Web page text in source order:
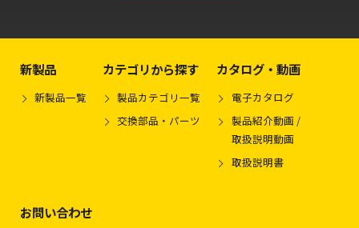
新製品
新製品一覧
カテゴリから探す
製品カテゴリ一覧
交換部品・パーツ
カタログ・動画
電子カタログ
製品紹介動画 /
取扱説明動画
取扱説明書
お問い合わせ